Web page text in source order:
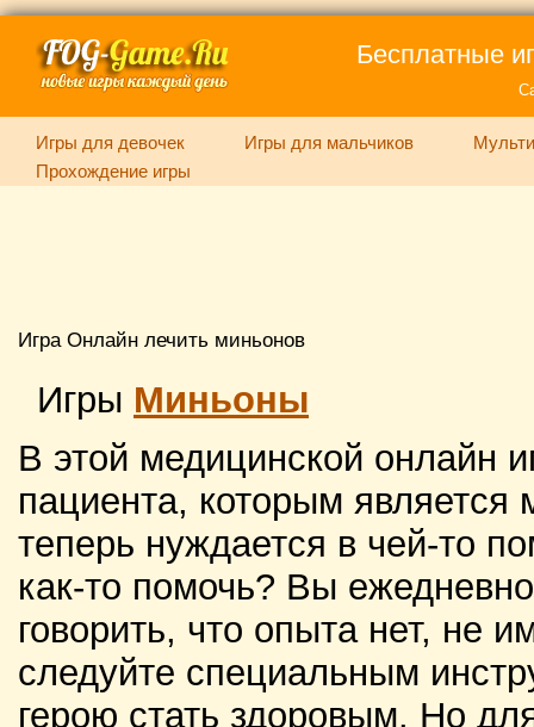
Бесплатные
Игры для девочек Игры для мальчиков
Прохождение игры
Игра Онлайн лечить миньонов
Игры Миньоны
В этой медицинской онлайн
пациента, которым
теперь нуждается в чей-то
как-то помочь? Вы
говорить, что опыта нет, не
следуйте специальным
герою стать здоровым. Но